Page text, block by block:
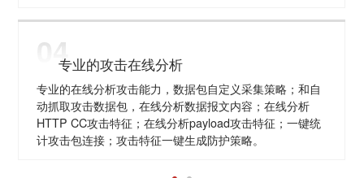
04专业的攻击在线分析
专业的在线分析攻击能力，数据包自定义采集策略；和自
动抓取攻击数据包，在线分析数据报文内容；在线分析
HTTP CC攻击特征；在线分析payload攻击特征；一键统
计攻击包连接；攻击特征一键生成防护策略。